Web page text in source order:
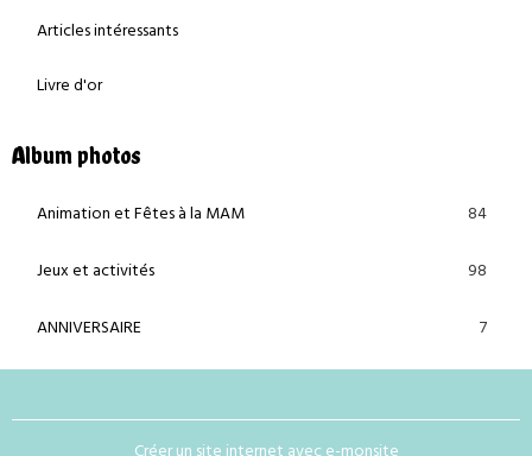
Articles intéressants
Livre d'or
Album photos
Animation et Fêtes à la MAM 84
Jeux et activités 98
ANNIVERSAIRE 7